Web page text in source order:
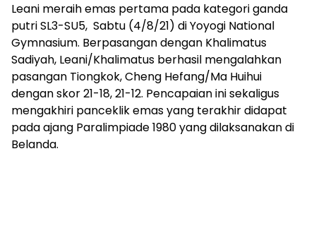
Leani meraih emas pertama pada kategori ganda
putri SL3-SU5, Sabtu (4/8/21) di Yoyogi National
Gymnasium. Berpasangan dengan Khalimatus
Sadiyah, Leani/Khalimatus berhasil mengalahkan
pasangan Tiongkok, Cheng Hefang/Ma Huihui
dengan skor 21-18, 21-12. Pencapaian ini sekaligus
mengakhiri panceklik emas yang terakhir didapat
pada ajang Paralimpiade 1980 yang dilaksanakan di
Belanda.